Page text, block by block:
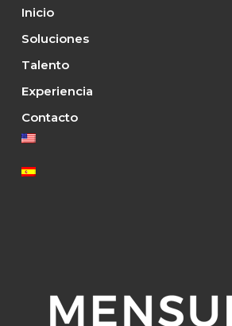
Inicio
Soluciones
Talento
Experiencia
Contacto